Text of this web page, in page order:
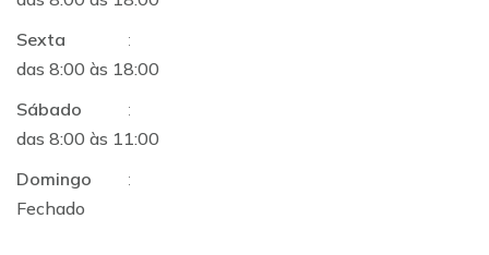
Sexta
:
das 8:00 às 18:00
Sábado
:
das 8:00 às 11:00
Domingo
:
Fechado